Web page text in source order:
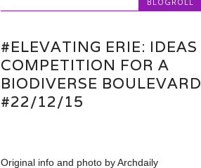
#ELEVATING ERIE: IDEAS
COMPETITION FOR A
BIODIVERSE BOULEVARD
#22/12/15
Original info and photo by Archdaily